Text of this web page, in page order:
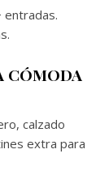
entradas.
CÓMODA
calzado
extra para